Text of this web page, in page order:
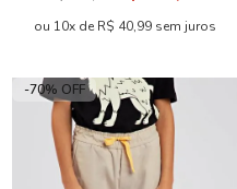
ou 10x de R$ 40,99 sem juros
-70% OFF